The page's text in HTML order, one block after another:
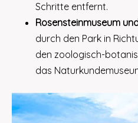
Schritte entfernt.
Rosensteinmuseum
durch den Park in
den zoologisch-
das